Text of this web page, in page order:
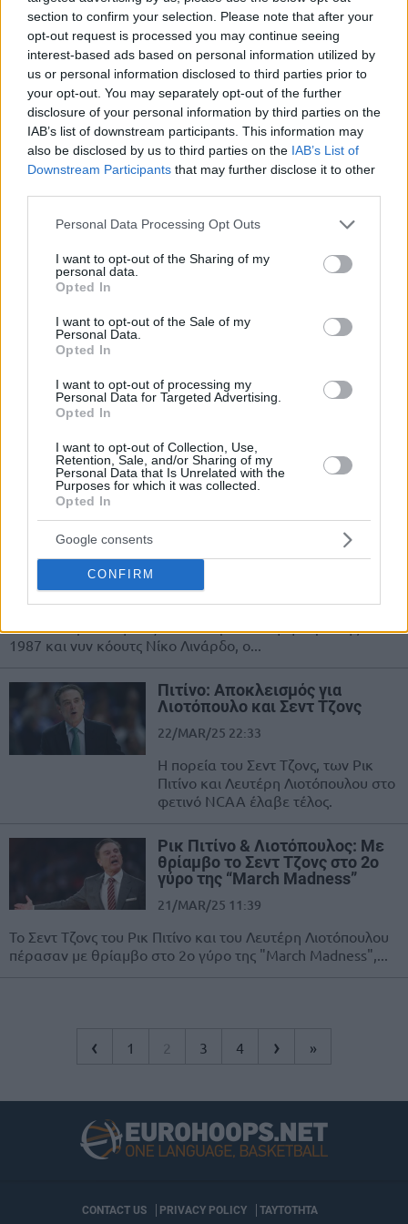
section to confirm your selection. Please note that after your
opt-out request is processed you may continue seeing
interest-based ads based on personal information utilized by
us or personal information disclosed to third parties prior to
your opt-out. You may separately opt-out of the further
disclosure of your personal information by third parties on the
IAB’s list of downstream participants. This information may
also be disclosed by us to third parties on the IAB’s List of
Downstream Participants that may further disclose it to other
Please note that this website/app uses one or more Google
not limited to your visit or usage behaviour. You may click to
grant or deny consent to Google and its third-party tags to
use your data for below specified purposes in below Google
consent section.
Personal Data Processing Opt Outs
I want to opt-out of the Sharing of my
personal data.
Opted In
I want to opt-out of the Sale of my
Personal Data.
Opted In
I want to opt-out of processing my
Personal Data for Targeted Advertising.
Opted In
I want to opt-out of Collection, Use,
Retention, Sale, and/or Sharing of my
Personal Data that Is Unrelated with the
Purposes for which it was collected.
Opted In
Google consents
CONFIRM
αρκετή συζήτηση.
Ρικ Πιτίνο: Στο Ηράκλειο για το
EuroBasket Νέων
13/JUL/25 18:20
Υπό το βλέμμα του Ρικ Πιτίνο το
EuroBasket Νέων στο Ηράκλειο.
Παπαπέτρου: Η αποθέωση του
παιδιά” του Λαρεντζάκη
22/JUN/25 21:38
Ο κόσμος του μπάσκετ λέει το δικό του "ευχαριστώ" στον
Λαρεντζάκη,...
απάντηση, ο Τζόρνταν”
15/JUN/25 12:38
Ο Ρικ Πιτίνο τοποθετήθηκε
αναφορικά με το θέμα του... GOAT.
March Madness και η…
“γροθιά” του Σιζέφσκι, ft. Νίκος
Το NBAHoops Podcast “μεταμορφώνεται” σε…
NCAAHoops και φιλοξενεί τον πρωταθλητή Ευρώπης του
1987 και νυν κόουτς Νίκο Λινάρδο, ο...
Πιτίνο: Αποκλεισμός για
Λιοτόπουλο και Σεντ Τζονς
22/MAR/25 22:33
Η πορεία του Σεντ Τζονς, των Ρικ
Πιτίνο και Λευτέρη Λιοτόπουλου στο
φετινό NCAA έλαβε τέλος.
Ρικ Πιτίνο & Λιοτόπουλος: Με
θρίαμβο το Σεντ Τζονς στο 2ο
γύρο της “March Madness”
21/MAR/25 11:39
Το Σεντ Τζονς του Ρικ Πιτίνο και του Λευτέρη Λιοτόπουλου
πέρασαν με θρίαμβο στο 2ο γύρο της "March Madness",...
‹ 1 2 3 4 › »
CONTACT US PRIVACY POLICY ΤΑΥΤΟΤΗΤΑ